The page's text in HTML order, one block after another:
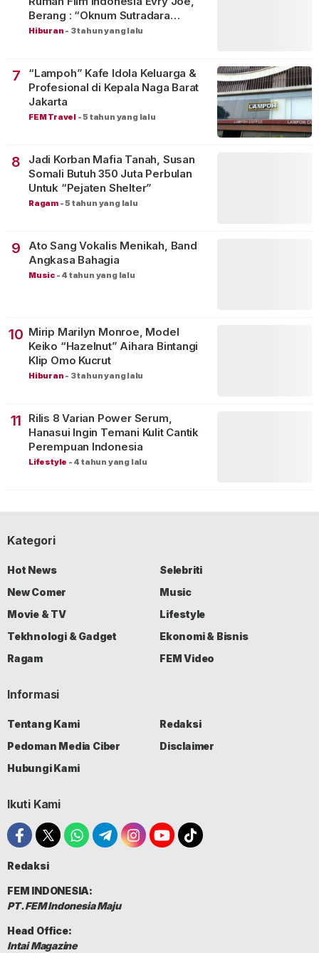
Berang : “Oknum Sutradara
Merusak Perfilman Indonesia”!
Hiburan - 3 tahun yang lalu
7
“Lampoh” Kafe Idola Keluarga &
Profesional di Kepala Naga Barat
Jakarta
FEM Travel -5 tahun yang lalu
8
Jadi Korban Mafia Tanah, Susan
Somali Butuh 350 Juta Perbulan
Untuk “Pejaten Shelter”
Ragam -5 tahun yang lalu
9
Ato Sang Vokalis Menikah, Band
Angkasa Bahagia
Music - 4 tahun yang lalu
10 Mirip Marilyn Monroe, Model
Keiko “Hazelnut” Aihara Bintangi
Klip Omo Kucrut
Hiburan - 3 tahun yang lalu
11
Rilis 8 Varian Power Serum,
Hanasui Ingin Temani Kulit Cantik
Perempuan Indonesia
Lifestyle - 4 tahun yang lalu
Kategori
Hot News
Selebriti
New Comer
Music
Movie & TV
Lifestyle
Tekhnologi & Gadget
Ekonomi & Bisnis
Ragam
FEM Video
Informasi
Tentang Kami
Redaksi
Pedoman Media Ciber
Disclaimer
Hubungi Kami
Ikuti Kami
Redaksi
FEM INDONESIA:
PT. FEM Indonesia Maju
Head Office:
Intai Magazine